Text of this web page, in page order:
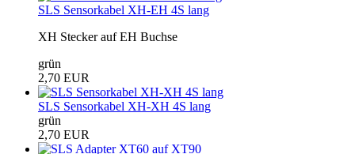
SLS Sensorkabel XH-EH 4S lang
XH Stecker auf EH Buchse
grün
2,70 EUR
SLS Sensorkabel XH-XH 4S lang
grün
2,70 EUR